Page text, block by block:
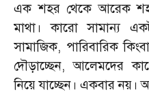
এক শহর থেকে আরেক
মাথা। কারো সামান্য
সামাজিক, পারিবারিক
দৌড়াচ্ছেন,আলেমদের
নিয়ে যাচ্ছেন। একবার নয়।